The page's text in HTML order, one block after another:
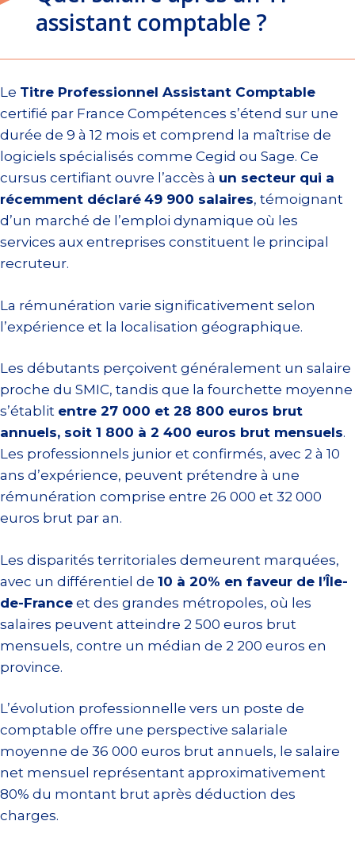
assistant comptable ?
Le Titre Professionnel Assistant Comptable
certifié par France Compétences s’étend sur une
durée de 9 à 12 mois et comprend la maîtrise de
logiciels spécialisés comme Cegid ou Sage. Ce
cursus certifiant ouvre l’accès à un secteur qui a
récemment déclaré 49 900 salaires, témoignant
d’un marché de l’emploi dynamique où les
services aux entreprises constituent le principal
recruteur.
La rémunération varie significativement selon
l’expérience et la localisation géographique.
Les débutants perçoivent généralement un salaire
proche du SMIC, tandis que la fourchette moyenne
s’établit entre 27 000 et 28 800 euros brut
annuels, soit 1 800 à 2 400 euros brut mensuels.
Les professionnels junior et confirmés, avec 2 à 10
ans d’expérience, peuvent prétendre à une
rémunération comprise entre 26 000 et 32 000
euros brut par an.
Les disparités territoriales demeurent marquées,
avec un différentiel de 10 à 20% en faveur de l’Île-
de-France et des grandes métropoles, où les
salaires peuvent atteindre 2 500 euros brut
mensuels, contre un médian de 2 200 euros en
province.
L’évolution professionnelle vers un poste de
comptable offre une perspective salariale
moyenne de 36 000 euros brut annuels, le salaire
net mensuel représentant approximativement
80% du montant brut après déduction des
charges.